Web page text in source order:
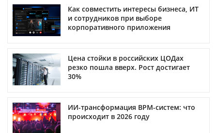
Как совместить интересы бизнеса, ИТ
и сотрудников при выборе
корпоративного приложения
Цена стойки в российских ЦОДах
резко пошла вверх. Рост достигает
30%
ИИ-трансформация BPM-систем: что
происходит в 2026 году